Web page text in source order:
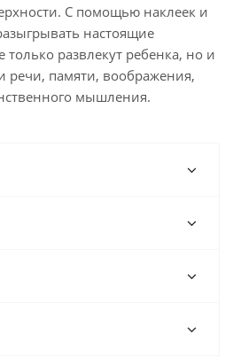
С помощью наклеек и
настоящие
только развлекут ребенка, но и
речи, памяти, воображения,
мышления.